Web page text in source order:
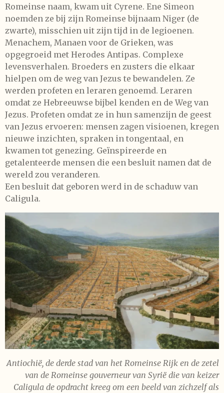
Romeinse naam, kwam uit Cyrene. Ene Simeon
noemden ze bij zijn Romeinse bijnaam Niger (de
zwarte), misschien uit zijn tijd in de legioenen.
Menachem, Manaen voor de Grieken, was
opgegroeid met Herodes Antipas. Complexe
levensverhalen. Broeders en zusters die elkaar
hielpen om de weg van Jezus te bewandelen. Ze
werden profeten en leraren genoemd. Leraren
omdat ze Hebreeuwse bijbel kenden en de Weg van
Jezus. Profeten omdat ze in hun samenzijn de geest
van Jezus ervoeren: mensen zagen visioenen, kregen
nieuwe inzichten, spraken in tongentaal, en
kwamen tot genezing. Geïnspireerde en
getalenteerde mensen die een besluit namen dat de
wereld zou veranderen.
Een besluit dat geboren werd in de schaduw van
Caligula.
Antiochië, de derde stad van het Romeinse Rijk en de zetel
van de Romeinse gouverneur van Syrië die van keizer
Caligula de opdracht kreeg om een beeld van zichzelf als